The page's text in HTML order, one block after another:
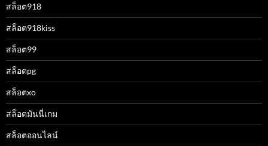
สล็อต918
สล็อต918kiss
สล็อต99
สล็อตpg
สล็อตxo
สล็อตมันนี่เกม
สล็อตออนไลน์